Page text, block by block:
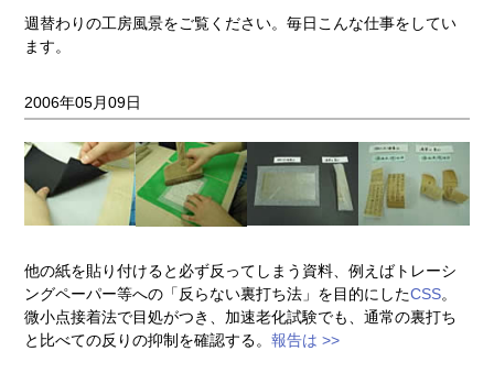
週替わりの工房風景をご覧ください。毎日こんな仕事をしてい
ます。
2006年05月09日
他の紙を貼り付けると必ず反ってしまう資料、例えばトレーシ
ングペーパー等への「反らない裏打ち法」を目的にしたCSS。
微小点接着法で目処がつき、加速老化試験でも、通常の裏打ち
と比べての反りの抑制を確認する。報告は >>